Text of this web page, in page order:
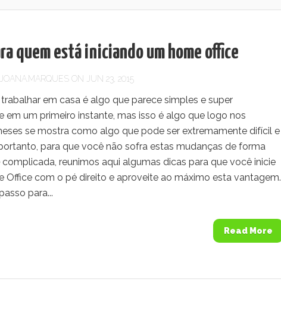
quem está iniciando um home office
JOANA.MARQUES ON JUN 23, 2015
em casa é algo que parece simples e super
em um primeiro instante, mas isso é algo que logo nos
se mostra como algo que pode ser extremamente difícil e
para que você não sofra estas mudanças de forma
complicada, reunimos aqui algumas dicas para que você inicie
Office com o pé direito e aproveite ao máximo esta vantagem.
para...
Read More